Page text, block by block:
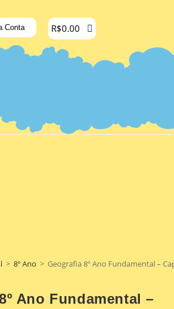
Conta R$0.00
> 8º Ano > Geografia 8º Ano Fundamental –
Ano Fundamental –